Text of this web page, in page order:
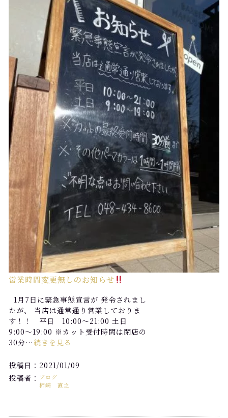
営業時間変更無しのお知らせ
1月7日に緊急事態宣言が 発令されまし
たが、 当店は通常通り営業しておりま
す！！ 平日 10:00〜21:00 土日
9:00〜19:00 ※カット受付時間は閉店の
30分… 続きを見る
投稿日：2021/01/09
投稿者： ブログ
柿崎 直之